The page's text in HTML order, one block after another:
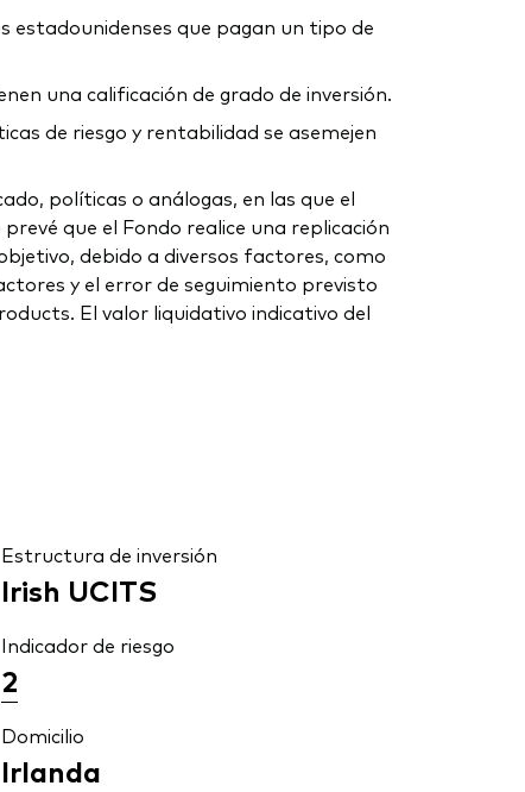
estadounidenses que pagan un tipo de
una calificación de grado de inversión.
de riesgo y rentabilidad se asemejen
políticas o análogas, en las que el
que el Fondo realice una replicación
debido a diversos factores, como
y el error de seguimiento previsto
El valor liquidativo indicativo del
Estructura de inversión
Irish UCITS
Indicador de riesgo
2
Domicilio
Irlanda